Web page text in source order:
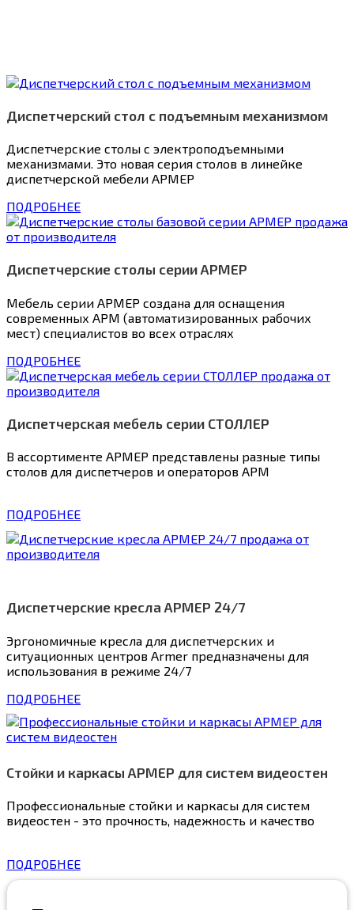
Диспетчерский стол с подъемным механизмом
Диспетчерские столы с электроподъемными
механизмами. Это новая серия столов в линейке
диспетчерской мебели АРМЕР
ПОДРОБНЕЕ
Диспетчерские столы серии АРМЕР
Мебель серии АРМЕР создана для оснащения
современных АРМ (автоматизированных рабочих
мест) специалистов во всех отраслях
ПОДРОБНЕЕ
Диспетчерская мебель серии СТОЛЛЕР
В ассортименте АРМЕР представлены разные типы
столов для диспетчеров и операторов АРМ
ПОДРОБНЕЕ
Диспетчерские кресла АРМЕР 24/7
Эргономичные кресла для диспетчерских и
ситуационных центров Armer предназначены для
использования в режиме 24/7
ПОДРОБНЕЕ
Cтойки и каркасы АРМЕР для систем видеостен
Профессиональные стойки и каркасы для систем
видеостен - это прочность, надежность и качество
ПОДРОБНЕЕ